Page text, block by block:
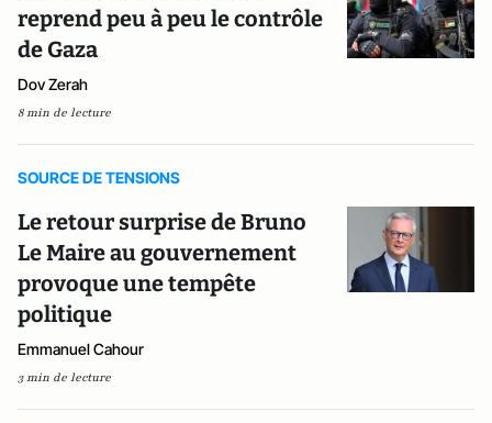
reprend peu à peu le contrôle
de Gaza
Dov Zerah
8 min de lecture
SOURCE DE TENSIONS
Le retour surprise de Bruno
Le Maire au gouvernement
provoque une tempête
politique
Emmanuel Cahour
3 min de lecture